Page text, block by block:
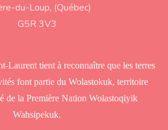
du-Loup, (Québec)
G5R 3V3
Laurent tient à reconnaître que les terres
font partie du Wolastokuk, territoire
de la Première Nation Wolastoqiyik
Wahsipekuk.